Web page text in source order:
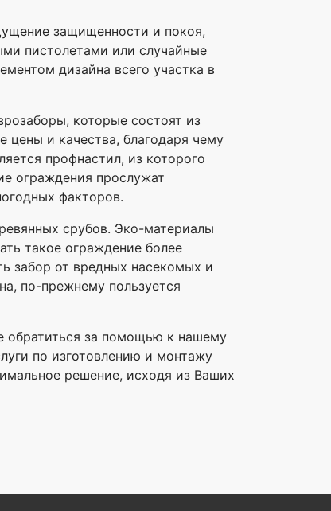
защищенности и покоя,
пистолетами или случайные
дизайна всего участка в
которые состоят из
цены и качества, благодаря чему
профнастил, из которого
ограждения прослужат
факторов.
срубов. Эко-материалы
такое ограждение более
забор от вредных насекомых и
по-прежнему пользуется
обратиться за помощью к нашему
по изготовлению и монтажу
решение, исходя из Ваших